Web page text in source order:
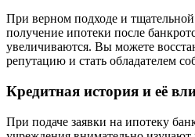
При верном подходе и
получение ипотеки после
увеличиваются. Вы можете
репутацию и стать обладателем
Кредитная история и её
При подаче заявки на ипотеку